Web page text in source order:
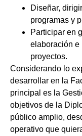
Diseñar,
programas y
Participar en
elaboración e
proyectos.
Considerando lo
desarrollar en la
principal es la
objetivos de la
público amplio,
operativo que